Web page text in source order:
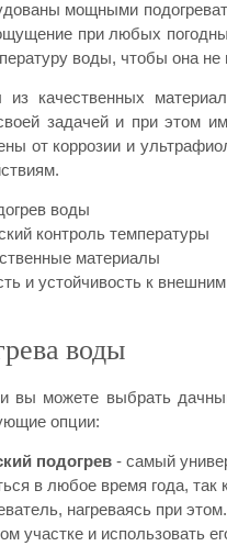
мощными
при любых
воды, чтобы она
качественных
задачей и при этом
от коррозии и
воды
контроль температуры
материалы
и устойчивость к
воды
вы можете выбрать
опции:
подогрев - самый
в любое время года,
нагреваясь при
участке и использовать